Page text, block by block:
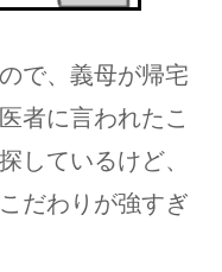
で、義母が帰宅
者に言われたこ
しているけど、
だわりが強すぎ